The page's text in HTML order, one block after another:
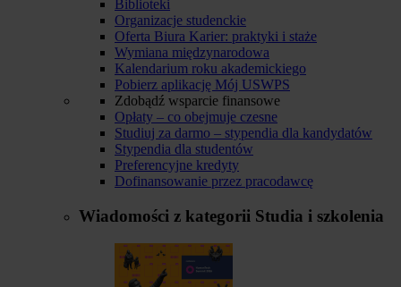
Biblioteki
Organizacje studenckie
Oferta Biura Karier: praktyki i staże
Wymiana międzynarodowa
Kalendarium roku akademickiego
Pobierz aplikację Mój USWPS
Zdobądź wsparcie finansowe
Opłaty – co obejmuje czesne
Studiuj za darmo – stypendia dla kandydatów
Stypendia dla studentów
Preferencyjne kredyty
Dofinansowanie przez pracodawcę
Wiadomości z kategorii Studia i szkolenia